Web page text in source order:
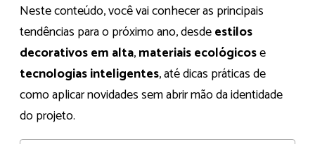
Neste conteúdo, você vai conhecer as principais
tendências para o próximo ano, desdeestilos
decorativos em alta,materiais ecológicose
tecnologias inteligentes, até dicas práticas de
como aplicar novidades sem abrir mão da identidade
do projeto.